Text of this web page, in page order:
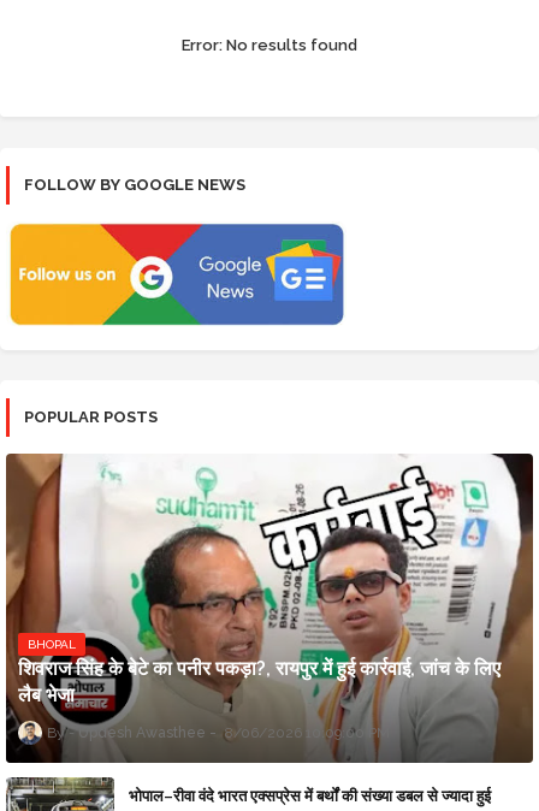
Error: No results found
FOLLOW BY GOOGLE NEWS
POPULAR POSTS
BHOPAL
शिवराज सिंह के बेटे का पनीर पकड़ा?, रायपुर में हुई कार्रवाई, जांच के लिए
लैब भेजा
Updesh Awasthee 8/06/2026 10:09:00 PM
भोपाल–रीवा वंदे भारत एक्सप्रेस में बर्थों की संख्या डबल से ज्यादा हुई